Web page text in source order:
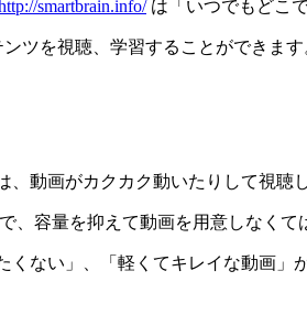
smartbrain.info/は「いつでもどこ
ツを視聴、学習することができます
動画がカクカク動いたりして視聴
容量を抑えて動画を用意しなくて
ない」、「軽くてキレイな動画」